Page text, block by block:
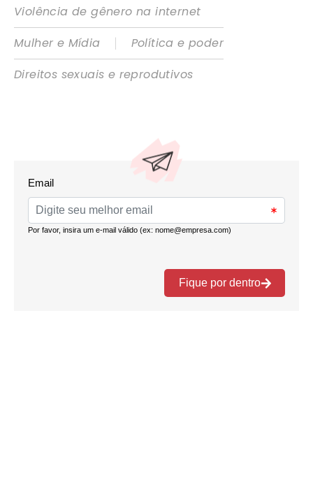
Violência de gênero na internet
Mulher e Mídia
|
Política e poder
Direitos sexuais e reprodutivos